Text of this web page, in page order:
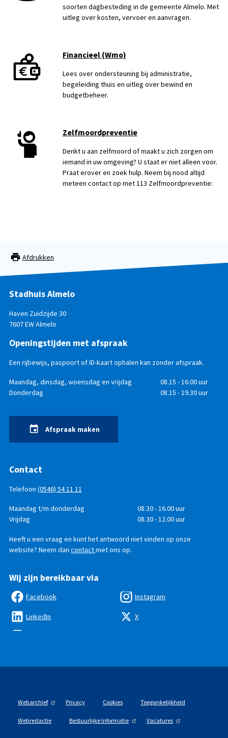
soorten dagbesteding in de gemeente Almelo. Met
uitleg over kosten, vervoer en aanvragen.
Financieel (Wmo)
Lees over ondersteuning bij administratie,
begeleiding thuis en uitleg over bewind en
budgetbeheer.
Zelfmoordpreventie
Denkt u aan zelfmoord of maakt u zich zorgen om
iemand in uw omgeving? U staat er niet alleen voor.
Praat erover en zoek hulp. Neem bij nood altijd
meteen contact op met 113 Zelfmoordpreventie:
Afdrukken
Stadhuis Almelo
Haven Zuidzijde 30
7607 EW Almelo
Openingstijden met afspraak
Een rijbewijs, paspoort of ID-kaart ophalen kan zonder afspraak.
Openingstijden
DagTijd
Maandag, dinsdag, woensdag en vrijdag
08.15 - 16.00 uur
Donderdag
08.15 - 19.30 uur
Afspraak maken
Contact
Telefoon (0546) 54 11 11
Telefonisch
bereikbaar
DagTijd
Maandag t/m donderdag
08.30 - 16.00 uur
Vrijdag
08.30 - 12.00 uur
Heeft u een vraag en kunt het antwoord niet vinden op onze
website? Neem dan contactmet ons op.
Wij zijn bereikbaar via
Facebook
LinkedIn
Instagram
X
Webarchief Privacy Cookies Toegankelijkheid
Webredactie Bestuurlijke Informatie Vacatures